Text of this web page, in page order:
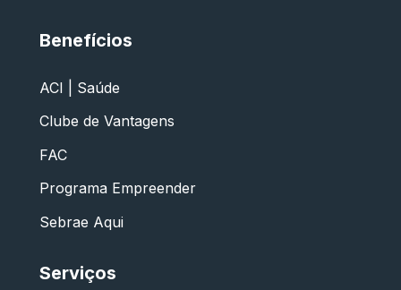
Benefícios
ACI | Saúde
Clube de Vantagens
FAC
Programa Empreender
Sebrae Aqui
Serviços